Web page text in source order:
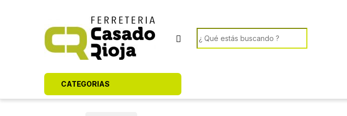
Search for:
CATEGORIAS